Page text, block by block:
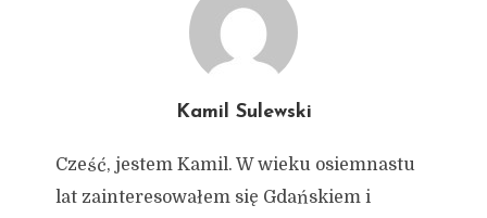
Kamil Sulewski
Cześć, jestem Kamil. W wieku osiemnastu
lat zainteresowałem się Gdańskiem i